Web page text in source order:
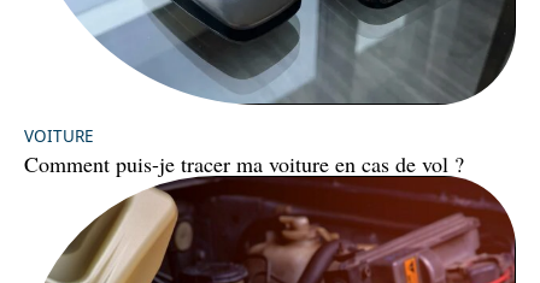
VOITURE
Comment puis-je tracer ma voiture en cas de vol ?